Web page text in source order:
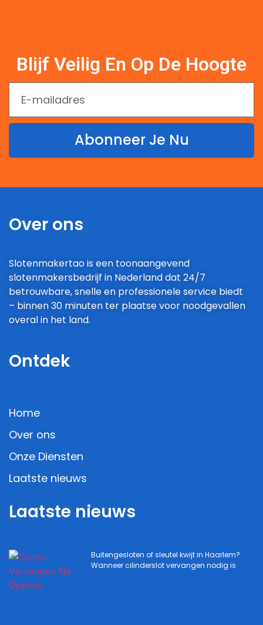
Blijf Veilig En Op De Hoogte
Abonneer Je Nu
Over ons
Slotenmakertao is een toonaangevend
slotenmakersbedrijf in Nederland dat 24/7
betrouwbare, snelle en professionele service biedt
– binnen 30 minuten ter plaatse voor noodgevallen
overal in het land.
Ontdek
Home
Over ons
Onze Diensten
Laatste nieuws
Laatste nieuws
Buitengesloten of sleutel kwijt in Haarlem?
Wanneer cilinderslot vervangen nodig is